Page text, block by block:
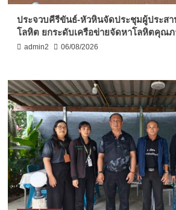
ประจวบคีรีขันธ์-หัวหินจัดประชุมผู้ประสา
โลหิต ยกระดับเครือข่ายจัดหาโลหิตคุณภ
admin2 06/08/2026